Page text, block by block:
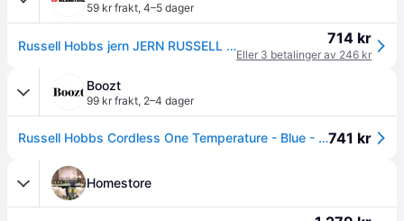
59 kr frakt, 4–5 dager
Russell Hobbs jern JERN RUSSELL HOBBS 26020-56 714 kr
Eller 3 betalinger av 246 kr
Boozt
99 kr frakt, 2–4 dager
Russell Hobbs Cordless One Temperature - Blue - 15.8X33.5X10.9CM741 kr
Homestore